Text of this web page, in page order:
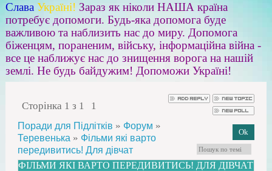
Слава Україні! Зараз як ніколи НАША країна
потребує допомоги. Будь-яка допомога буде
важливою та наблизить нас до миру. Допомога
біженцям, пораненим, війську, інформаційна війна -
все це наближує нас до знищення ворога на нашій
землі. Не будь байдужим! Допоможи Україні!
Сторінка 1 з 1 1
Поради для Підлітків » Форум »
Теревенька » Фільми які варто
передивитись! Для дівчат
ФІЛЬМИ ЯКІ ВАРТО ПЕРЕДИВИТИСЬ! ДЛЯ ДІВЧАТ